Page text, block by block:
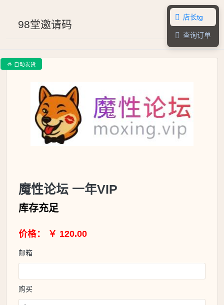
98堂邀请码
 店长tg
 查询订单
 自动发货
魔性论坛 一年VIP
库存充足
价格： ￥ 120.00
邮箱
购买